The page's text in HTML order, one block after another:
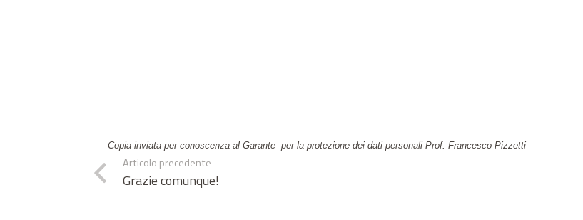
Copia inviata per conoscenza al Garante per la protezione dei dati personali Prof. Francesco Pizzetti
Articolo precedente
Grazie comunque!